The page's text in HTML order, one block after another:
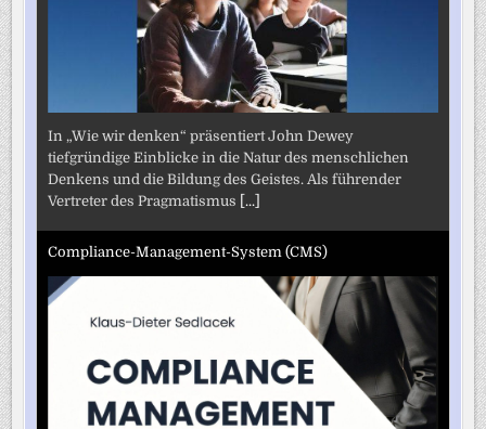
In „Wie wir denken“ präsentiert John Dewey
tiefgründige Einblicke in die Natur des menschlichen
Denkens und die Bildung des Geistes. Als führender
Vertreter des Pragmatismus [...]
Compliance-Management-System (CMS)